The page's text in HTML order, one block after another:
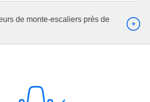
de monte-escaliers près de